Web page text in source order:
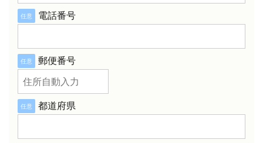
任意 電話番号
任意 郵便番号
任意 都道府県